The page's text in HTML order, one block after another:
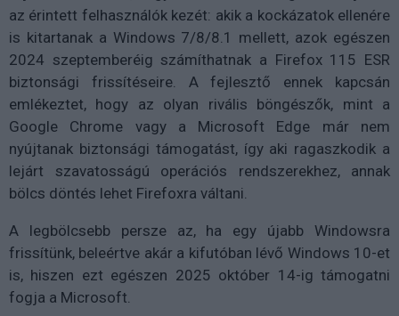
az érintett felhasználók kezét: akik a kockázatok ellenére
is kitartanak a Windows 7/8/8.1 mellett, azok egészen
2024 szeptemberéig számíthatnak a Firefox 115 ESR
biztonsági frissítéseire. A fejlesztő ennek kapcsán
emlékeztet, hogy az olyan rivális böngészők, mint a
Google Chrome vagy a Microsoft Edge már nem
nyújtanak biztonsági támogatást, így aki ragaszkodik a
lejárt szavatosságú operációs rendszerekhez, annak
bölcs döntés lehet Firefoxra váltani.
A legbölcsebb persze az, ha egy újabb Windowsra
frissítünk, beleértve akár a kifutóban lévő Windows 10-et
is, hiszen ezt egészen 2025 október 14-ig támogatni
fogja a Microsoft.